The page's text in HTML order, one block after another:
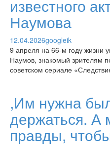
известного
Наумова
12.04.2026googleik
9 апреля на 66-м году жизни
Наумов, знакомый зрителям
советском сериале
,Им нужна
держаться. А
правды,